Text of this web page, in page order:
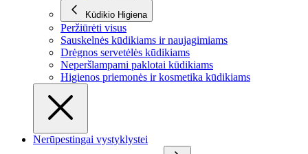
Kūdikio Higiena
Peržiūrėti visus
Sauskelnės kūdikiams ir naujagimiams
Drėgnos servetėlės kūdikiams
Neperšlampami paklotai kūdikiams
Higienos priemonės ir kosmetika kūdikiams
Nerūpestingai vystyklystei